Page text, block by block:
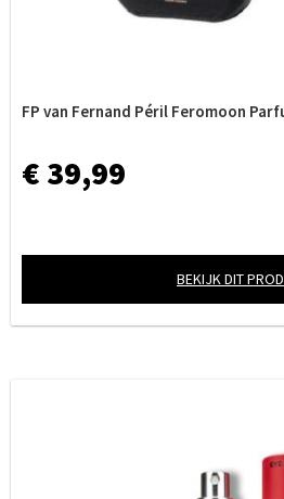
FP van Fernand Péril Feromoon
€ 39,99
BEKIJK DIT